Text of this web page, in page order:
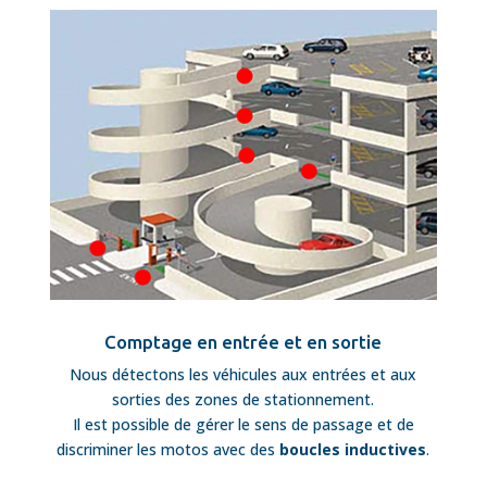
Comptage en entrée et en sortie
Nous détectons les véhicules aux entrées et aux
sorties des zones de stationnement.
Il est possible de gérer le sens de passage et de
discriminer les motos avec des boucles inductives.